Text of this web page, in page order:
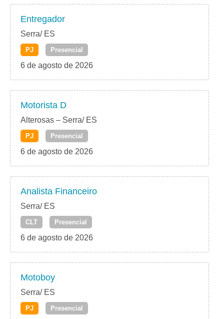
Entregador
Serra/ ES
PJ Presencial
6 de agosto de 2026
Motorista D
Alterosas – Serra/ ES
PJ Presencial
6 de agosto de 2026
Analista Financeiro
Serra/ ES
CLT Presencial
6 de agosto de 2026
Motoboy
Serra/ ES
PJ Presencial